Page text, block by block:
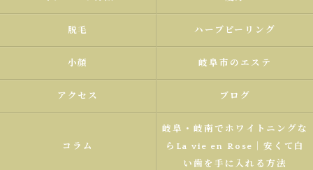
脱毛 ハーブピーリング
小顔 岐阜市のエステ
アクセス ブログ
コラム
岐阜・岐南でホワイトニングな
らLa vie en Rose｜安くて白
い歯を手に入れる方法